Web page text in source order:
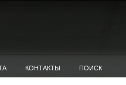
КОНТАКТЫ ПОИСК